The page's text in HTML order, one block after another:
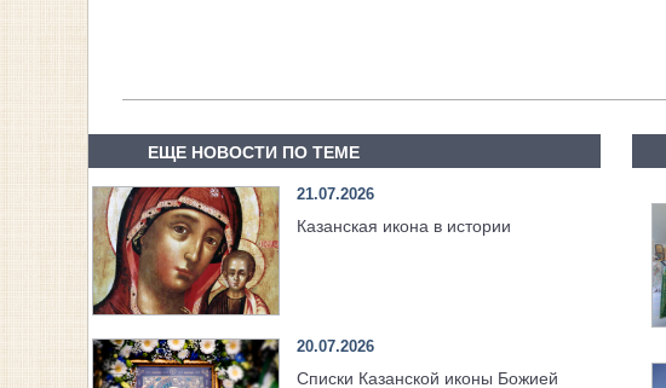
ЕЩЕ НОВОСТИ ПО ТЕМЕ
21.07.2026
Казанская икона в истории
20.07.2026
Списки Казанской иконы Божией